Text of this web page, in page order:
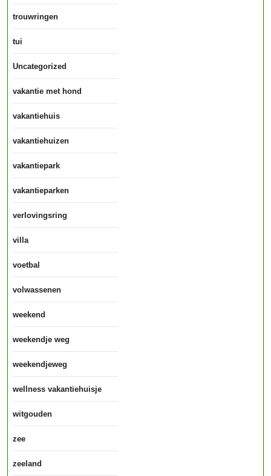
trouwringen
tui
Uncategorized
vakantie met hond
vakantiehuis
vakantiehuizen
vakantiepark
vakantieparken
verlovingsring
villa
voetbal
volwassenen
weekend
weekendje weg
weekendjeweg
wellness vakantiehuisje
witgouden
zee
zeeland